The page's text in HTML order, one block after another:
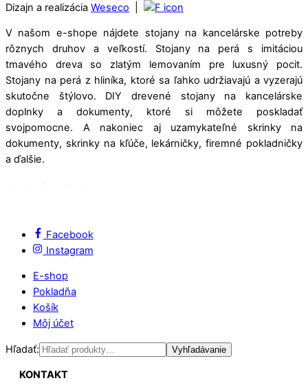
Dizajn a realizácia Weseco
V našom e-shope nájdete stojany na kancelárske potreby
rôznych druhov a veľkostí. Stojany na perá s imitáciou
tmavého dreva so zlatým lemovaním pre luxusný pocit.
Stojany na perá z hliníka, ktoré sa ľahko udržiavajú a vyzerajú
skutočne štýlovo. DIY drevené stojany na kancelárske
doplnky a dokumenty, ktoré si môžete poskladať
svojpomocne. A nakoniec aj uzamykateľné skrinky na
dokumenty, skrinky na kľúče, lekárničky, firemné pokladničky
a ďalšie.
Facebook
Instagram
E-shop
Pokladňa
Košík
Môj účet
Hľadať: Vyhľadávanie
KONTAKT